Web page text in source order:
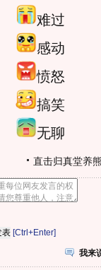
难过
感动
愤怒
搞笑
无聊
直击归真堂养
[Ctrl+Enter]
我来